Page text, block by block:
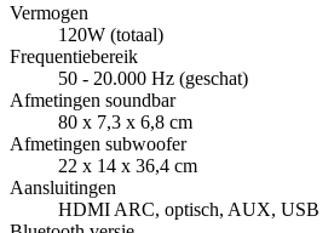
Vermogen
120W (totaal)
Frequentiebereik
50 - 20.000 Hz (geschat)
Afmetingen soundbar
80 x 7,3 x 6,8 cm
Afmetingen subwoofer
22 x 14 x 36,4 cm
Aansluitingen
HDMI ARC, optisch, AUX, USB